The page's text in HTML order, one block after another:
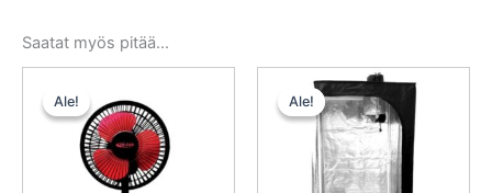
Saatat myös pitää...
Ale!
Ale!
oli:
18,50 €.
on:
17,57 €.
Ale!
Ale!
Alkuperäinen
hinta
oli:
110,00 €.
hinta
on:
99,00 €.